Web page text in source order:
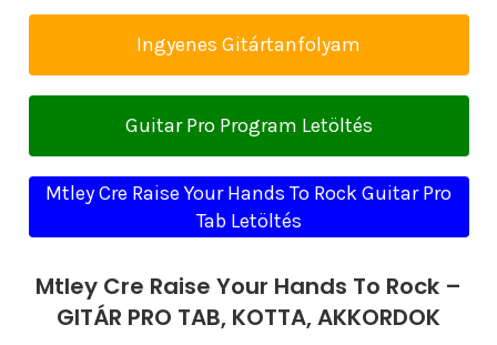
Ingyenes Gitártanfolyam
Guitar Pro Program Letöltés
Mtley Cre Raise Your Hands To Rock Guitar Pro
Tab Letöltés
Mtley Cre Raise Your Hands To Rock –
GITÁR PRO TAB, KOTTA, AKKORDOK